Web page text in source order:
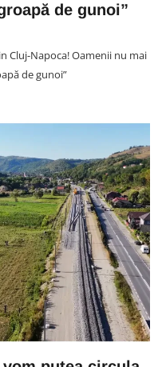
de gunoi”
Cluj-Napoca! Oamenii nu mai
de gunoi”